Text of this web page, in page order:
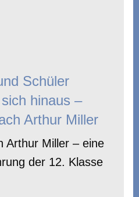
Schüler
hinaus –
Arthur Miller
Arthur Miller – eine
der 12. Klasse